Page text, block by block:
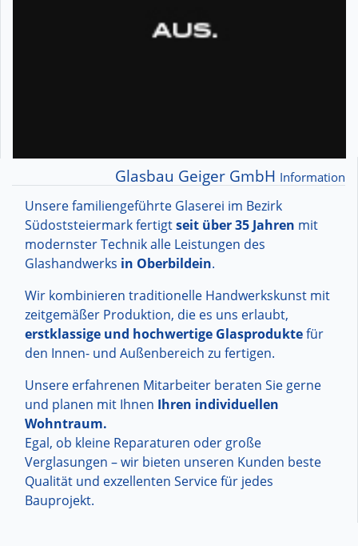
Glasbau Geiger GmbH Information
Unsere familiengeführte Glaserei im Bezirk
Südoststeiermark fertigtseit über 35 Jahren mit
modernster Technik alle Leistungen des
Glashandwerks in Oberbildein.
Wir kombinieren traditionelle Handwerkskunst mit
zeitgemäßer Produktion, die es uns erlaubt,
erstklassige und hochwertige Glasproduktefür
den Innen- und Außenbereich zu fertigen.
Unsere erfahrenen Mitarbeiter beraten Sie gerne
und planen mit Ihnen Ihren individuellen
Wohntraum.
Egal, ob kleine Reparaturen oder große
Verglasungen – wir bieten unseren Kunden beste
Qualität und exzellenten Service für jedes
Bauprojekt.